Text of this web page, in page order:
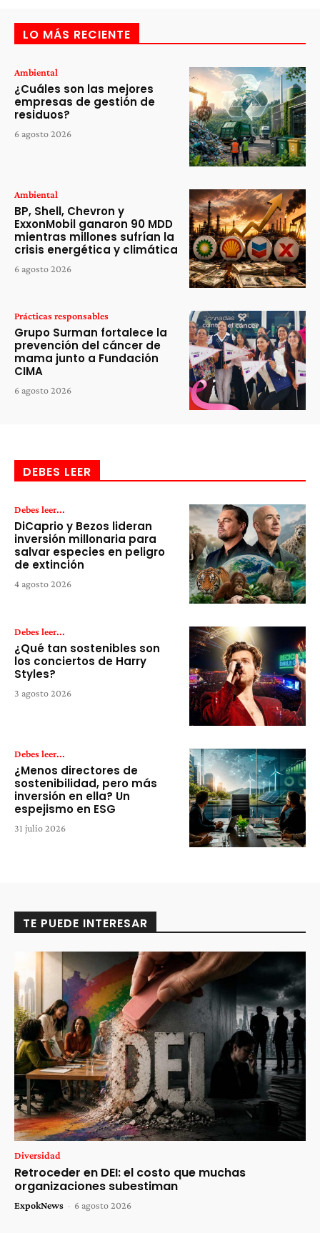
LO MÁS RECIENTE
Ambiental
¿Cuáles son las mejores
empresas de gestión de
residuos?
6 agosto 2026
Ambiental
BP, Shell, Chevron y
ExxonMobil ganaron 90 MDD
mientras millones sufrían la
crisis energética y climática
6 agosto 2026
Prácticas responsables
Grupo Surman fortalece la
prevención del cáncer de
mama junto a Fundación
CIMA
6 agosto 2026
DEBES LEER
Debes leer...
DiCaprio y Bezos lideran
inversión millonaria para
salvar especies en peligro
de extinción
4 agosto 2026
Debes leer...
¿Qué tan sostenibles son
los conciertos de Harry
Styles?
3 agosto 2026
Debes leer...
¿Menos directores de
sostenibilidad, pero más
inversión en ella? Un
espejismo en ESG
31 julio 2026
TE PUEDE INTERESAR
Diversidad
Retroceder en DEI: el costo que muchas
organizaciones subestiman
ExpokNews - 6 agosto 2026